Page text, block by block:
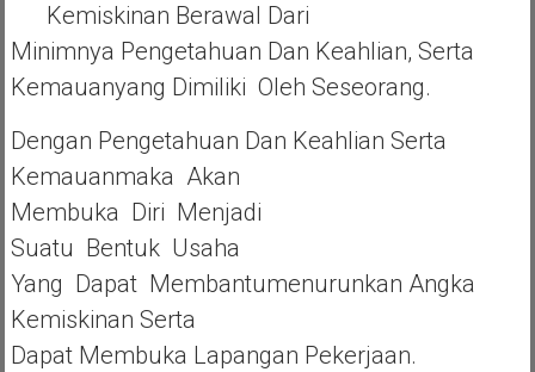
Kemiskinan Berawal Dari
Minimnya Pengetahuan Dan Keahlian, Serta
Kemauanyang Dimiliki Oleh Seseorang.
Dengan Pengetahuan Dan Keahlian Serta
Kemauanmaka Akan
Membuka Diri Menjadi
Suatu Bentuk Usaha
Yang Dapat Membantumenurunkan Angka
Kemiskinan Serta
Dapat Membuka Lapangan Pekerjaan.